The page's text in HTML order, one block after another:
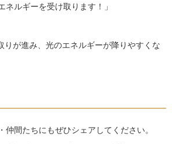
ネルギーを受け取ります！」
が進み、光のエネルギーが降りやすくな
仲間たちにもぜひシェアしてください。